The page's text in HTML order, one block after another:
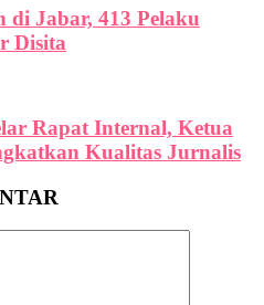
di Jabar, 413 Pelaku
Disita
Rapat Internal, Ketua
Kualitas Jurnalis